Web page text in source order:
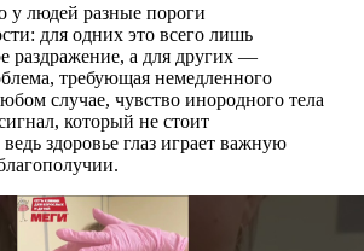
у людей разные пороги
для одних это всего лишь
раздражение, а для других —
требующая немедленного
случае, чувство инородного тела
который не стоит
здоровье глаз играет важную